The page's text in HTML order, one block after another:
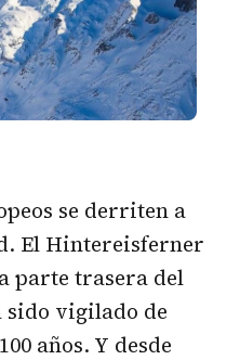
se derriten a
El Hintereisferner
parte trasera del
vigilado de
años. Y desde